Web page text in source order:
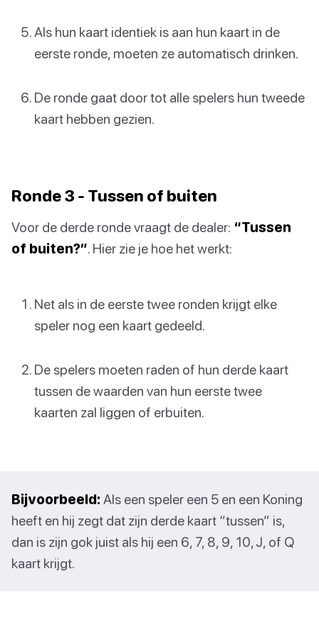
Als hun kaart identiek is aan hun kaart in de
eerste ronde, moeten ze automatisch drinken.
De ronde gaat door tot alle spelers hun tweede
kaart hebben gezien.
Ronde 3 - Tussen of buiten
Voor de derde ronde vraagt de dealer: “Tussen
of buiten?”. Hier zie je hoe het werkt:
Net als in de eerste twee ronden krijgt elke
speler nog een kaart gedeeld.
De spelers moeten raden of hun derde kaart
tussen de waarden van hun eerste twee
kaarten zal liggen of erbuiten.
Bijvoorbeeld: Als een speler een 5 en een Koning
heeft en hij zegt dat zijn derde kaart “tussen” is,
dan is zijn gok juist als hij een 6, 7, 8, 9, 10, J, of Q
kaart krijgt.